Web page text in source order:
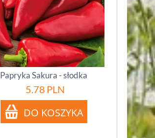
Papryka Sakura - słodka
5.78 PLN